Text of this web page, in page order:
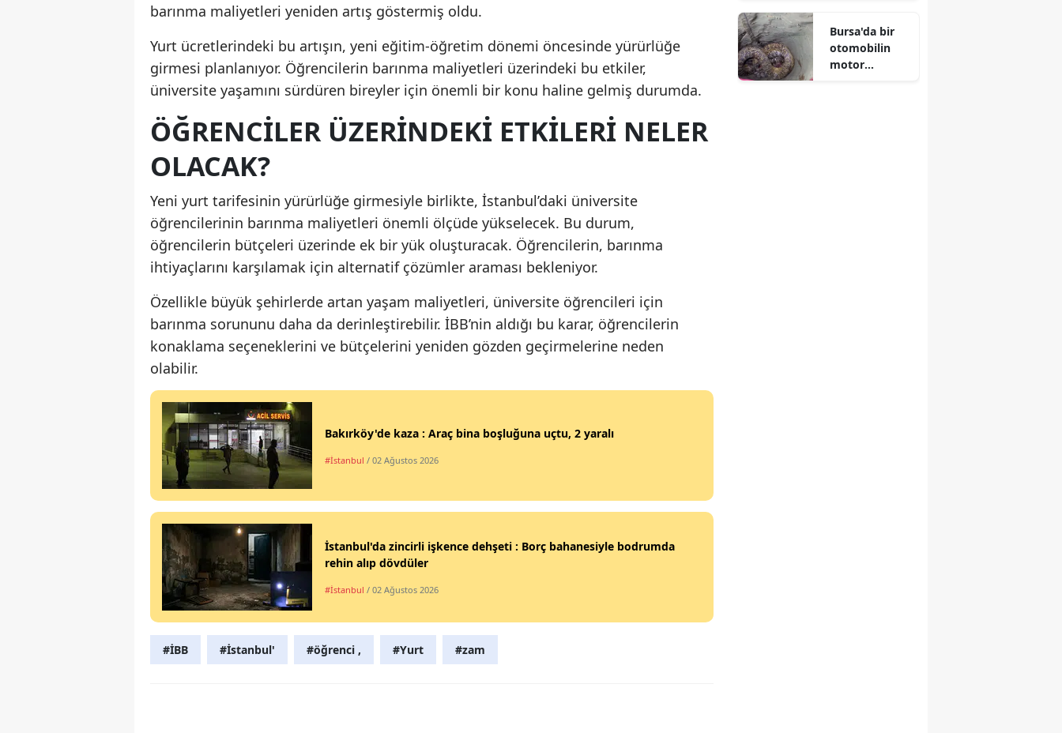
Kütahya
Malatya
Manisa
Kahramanmaraş
Mardin
Muş
Nevşehir
Niğde
Ordu
Rize
Siirt
Sivas
Tunceli
Şanlıurfa
barınma maliyetleri yeniden artış göstermiş oldu.
Yurt ücretlerindeki bu artışın, yeni eğitim-öğretim dönemi öncesinde yürürlüğe
girmesi planlanıyor. Öğrencilerin barınma maliyetleri üzerindeki bu etkiler,
üniversite yaşamını sürdüren bireyler için önemli bir konu haline gelmiş durumda.
ÖĞRENCILER ÜZERINDEKI ETKILERI NELER
OLACAK?
Yeni yurt tarifesinin yürürlüğe girmesiyle birlikte, İstanbul’daki üniversite
öğrencilerinin barınma maliyetleri önemli ölçüde yükselecek. Bu durum,
öğrencilerin bütçeleri üzerinde ek bir yük oluşturacak. Öğrencilerin, barınma
ihtiyaçlarını karşılamak için alternatif çözümler araması bekleniyor.
Özellikle büyük şehirlerde artan yaşam maliyetleri, üniversite öğrencileri için
barınma sorununu daha da derinleştirebilir. İBB’nin aldığı bu karar, öğrencilerin
konaklama seçeneklerini ve bütçelerini yeniden gözden geçirmelerine neden
olabilir.
Bakırköy'de kaza : Araç bina boşluğuna uçtu, 2 yaralı
#İstanbul / 02 Ağustos 2026
İstanbul'da zincirli işkence dehşeti : Borç bahanesiyle bodrumda
rehin alıp dövdüler
#İstanbul / 02 Ağustos 2026
#İBB #İstanbul' #öğrenci , #Yurt #zam
Bursa'da bir
otomobilin
motor